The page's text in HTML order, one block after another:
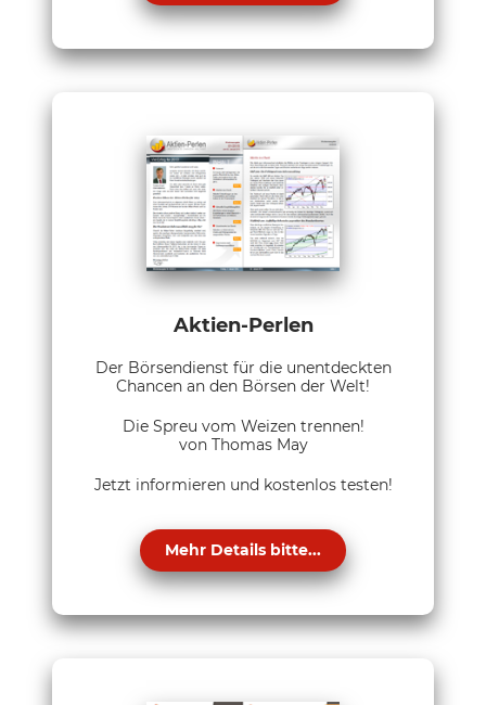
Aktien-Perlen
Der Börsendienst für die unentdeckten
Chancen an den Börsen der Welt!
Die Spreu vom Weizen trennen!
von Thomas May
Jetzt informieren und kostenlos testen!
Mehr Details bitte...